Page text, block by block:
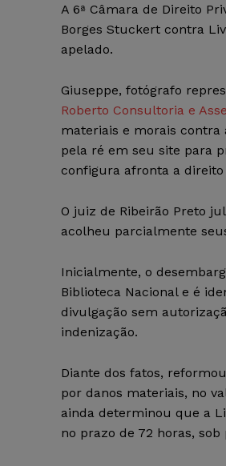
A 6ª Câmara de Direito
Borges Stuckert contra
apelado.
Giuseppe, fotógrafo
Roberto Consultoria e
materiais e morais
pela ré em seu site para
configura afronta a
O juiz de Ribeirão Preto
acolheu parcialmente
Inicialmente, o
Biblioteca Nacional e é
divulgação sem
indenização.
Diante dos fatos,
por danos materiais, no
ainda determinou que a
no prazo de 72 horas,